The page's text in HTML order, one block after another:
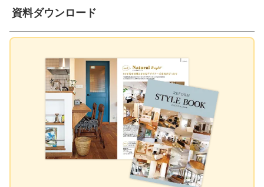
資料ダウンロード